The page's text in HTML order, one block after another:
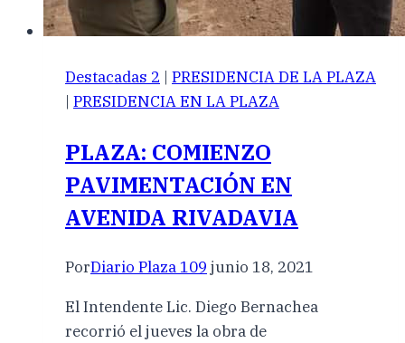
Destacadas 2 | PRESIDENCIA DE LA PLAZA
| PRESIDENCIA EN LA PLAZA
PLAZA: COMIENZO
PAVIMENTACIÓN EN
AVENIDA RIVADAVIA
PorDiario Plaza 109 junio 18, 2021
El Intendente Lic. Diego Bernachea
recorrió el jueves la obra de